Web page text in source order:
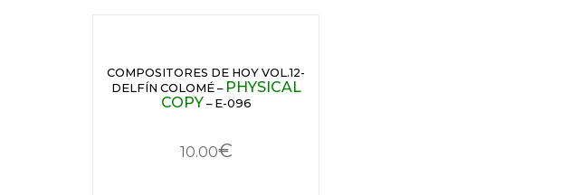
COMPOSITORES DE HOY VOL.12-
DELFÍN COLOMÉ – PHYSICAL
COPY – E-096
10.00€